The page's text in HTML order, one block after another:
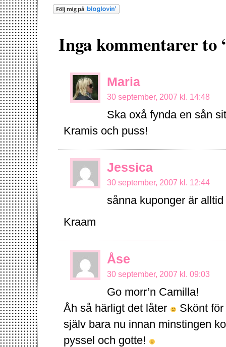
Inga kommentarer to
Maria
30 september, 2007 kl. 14:48
Ska oxå fynda en sån
Kramis och puss!
Jessica
30 september, 2007 kl. 12:44
sånna kuponger är
Kraam
Åse
30 september, 2007 kl. 09:03
Go morr’n Camilla!
Åh så härligt det låter
Skönt
själv bara nu innan minstingen
pyssel och gotte!